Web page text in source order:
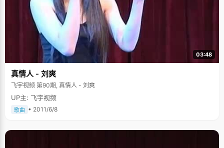
03:48
真情人 - 刘爽
飞宇视频 第90期, 真情人 - 刘爽
UP主: 飞宇视频
歌曲 • 2011/6/8